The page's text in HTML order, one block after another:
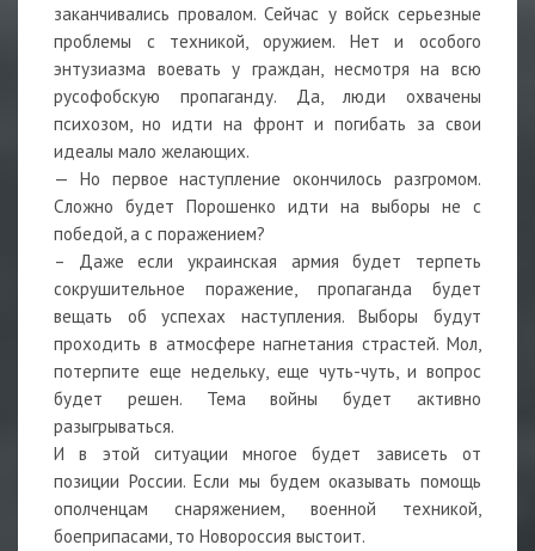
заканчивались провалом. Сейчас у войск серьезные
проблемы с техникой, оружием. Нет и особого
энтузиазма воевать у граждан, несмотря на всю
русофобскую пропаганду. Да, люди охвачены
психозом, но идти на фронт и погибать за свои
идеалы мало желающих.
— Но первое наступление окончилось разгромом.
Сложно будет Порошенко идти на выборы не с
победой, а с поражением?
– Даже если украинская армия будет терпеть
сокрушительное поражение, пропаганда будет
вещать об успехах наступления. Выборы будут
проходить в атмосфере нагнетания страстей. Мол,
потерпите еще недельку, еще чуть-чуть, и вопрос
будет решен. Тема войны будет активно
разыгрываться.
И в этой ситуации многое будет зависеть от
позиции России. Если мы будем оказывать помощь
ополченцам снаряжением, военной техникой,
боеприпасами, то Новороссия выстоит.